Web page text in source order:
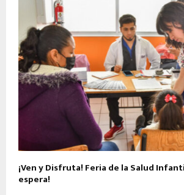
¡Ven y Disfruta! Feria de la Salud
espera!